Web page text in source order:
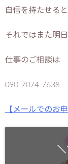
自信を持たせる
それではまた明日
仕事のご相談は
090-7074-7638
【メールでのお